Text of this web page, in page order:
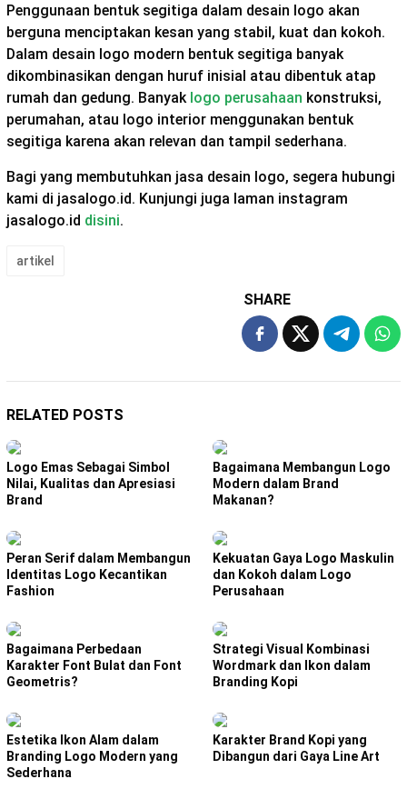
Penggunaan bentuk segitiga dalam desain logo akan
berguna menciptakan kesan yang stabil, kuat dan kokoh.
Dalam desain logo modern bentuk segitiga banyak
dikombinasikan dengan huruf inisial atau dibentuk atap
rumah dan gedung. Banyak logo perusahaan konstruksi,
perumahan, atau logo interior menggunakan bentuk
segitiga karena akan relevan dan tampil sederhana.
Bagi yang membutuhkan jasa desain logo, segera hubungi
kami di jasalogo.id. Kunjungi juga laman instagram
jasalogo.id disini.
artikel
SHARE
RELATED POSTS
Logo Emas Sebagai Simbol
Nilai, Kualitas dan Apresiasi
Brand
Bagaimana Membangun Logo
Modern dalam Brand
Makanan?
Peran Serif dalam Membangun
Identitas Logo Kecantikan
Fashion
Kekuatan Gaya Logo Maskulin
dan Kokoh dalam Logo
Perusahaan
Bagaimana Perbedaan
Karakter Font Bulat dan Font
Geometris?
Strategi Visual Kombinasi
Wordmark dan Ikon dalam
Branding Kopi
Estetika Ikon Alam dalam
Branding Logo Modern yang
Sederhana
Karakter Brand Kopi yang
Dibangun dari Gaya Line Art